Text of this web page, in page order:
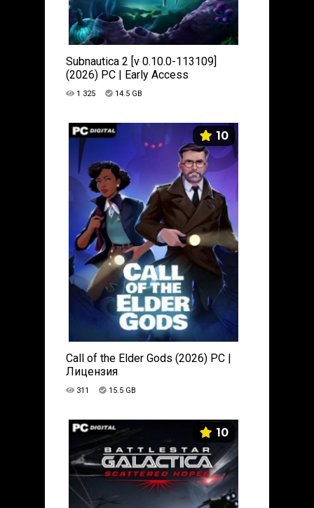
Subnautica 2 [v 0.10.0-113109]
(2026) PC | Early Access
1 325 14.5 GB
10
Call of the Elder Gods (2026) PC |
Лицензия
311 15.5 GB
10